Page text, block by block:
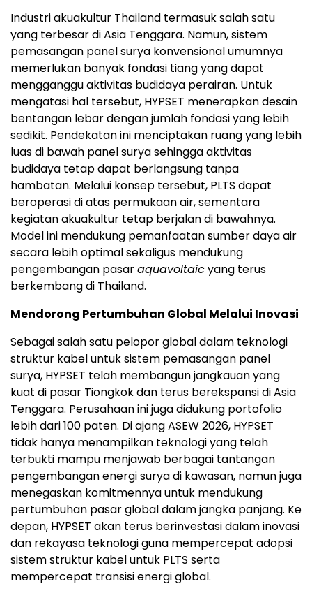
Industri akuakultur Thailand termasuk salah satu
yang terbesar di Asia Tenggara. Namun, sistem
pemasangan panel surya konvensional umumnya
memerlukan banyak fondasi tiang yang dapat
mengganggu aktivitas budidaya perairan. Untuk
mengatasi hal tersebut, HYPSET menerapkan desain
bentangan lebar dengan jumlah fondasi yang lebih
sedikit. Pendekatan ini menciptakan ruang yang lebih
luas di bawah panel surya sehingga aktivitas
budidaya tetap dapat berlangsung tanpa
hambatan. Melalui konsep tersebut, PLTS dapat
beroperasi di atas permukaan air, sementara
kegiatan akuakultur tetap berjalan di bawahnya.
Model ini mendukung pemanfaatan sumber daya air
secara lebih optimal sekaligus mendukung
pengembangan pasaraquavoltaicyang terus
berkembang di Thailand.
Mendorong Pertumbuhan Global Melalui Inovasi
Sebagai salah satu pelopor global dalam teknologi
struktur kabel untuk sistem pemasangan panel
surya, HYPSET telah membangun jangkauan yang
kuat di pasar Tiongkok dan terus berekspansi di Asia
Tenggara. Perusahaan ini juga didukung portofolio
lebih dari 100 paten. Di ajang ASEW 2026, HYPSET
tidak hanya menampilkan teknologi yang telah
terbukti mampu menjawab berbagai tantangan
pengembangan energi surya di kawasan, namun juga
menegaskan komitmennya untuk mendukung
pertumbuhan pasar global dalam jangka panjang. Ke
depan, HYPSET akan terus berinvestasi dalam inovasi
dan rekayasa teknologi guna mempercepat adopsi
sistem struktur kabel untuk PLTS serta
mempercepat transisi energi global.